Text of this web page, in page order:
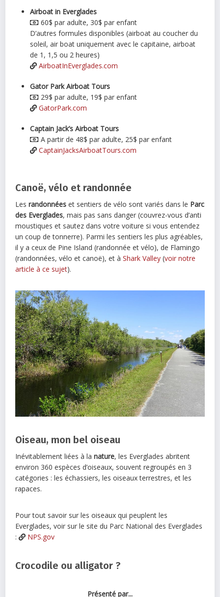
Airboat in Everglades
60$ par adulte, 30$ par enfant
D’autres formules disponibles (airboat au coucher du
soleil, air boat uniquement avec le capitaine, airboat
de 1, 1,5 ou 2 heures)
AirboatInEverglades.com
Gator Park Airboat Tours
29$ par adulte, 19$ par enfant
GatorPark.com
Captain Jack’s Airboat Tours
A partir de 48$ par adulte, 25$ par enfant
CaptainJacksAirboatTours.com
Canoë, vélo et randonnée
Lesrandonnées et sentiers de vélo sont variés dans le Parc
des Everglades, mais pas sans danger (couvrez-vous d’anti
moustiques et sautez dans votre voiture si vous entendez
un coup de tonnerre). Parmi les sentiers les plus agréables,
il y a ceux de Pine Island (randonnée et vélo), de Flamingo
(randonnées, vélo et canoë), et àShark Valley (voir notre
article à ce sujet).
Oiseau, mon bel oiseau
Inévitablement liées à lanature, les Everglades abritent
environ 360 espèces d’oiseaux, souvent regroupés en 3
catégories : les échassiers, les oiseaux terrestres, et les
rapaces.
Pour tout savoir sur les oiseaux qui peuplent les
Everglades, voir sur le site du Parc National des Everglades
:
NPS.gov
Crocodile ou alligator ?
Présenté par...